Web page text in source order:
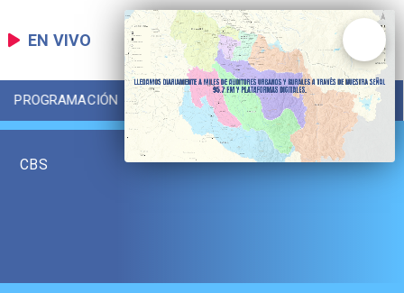
EN VIVO
PROGRAMACIÓN LOCAL DEPORTES
CBS